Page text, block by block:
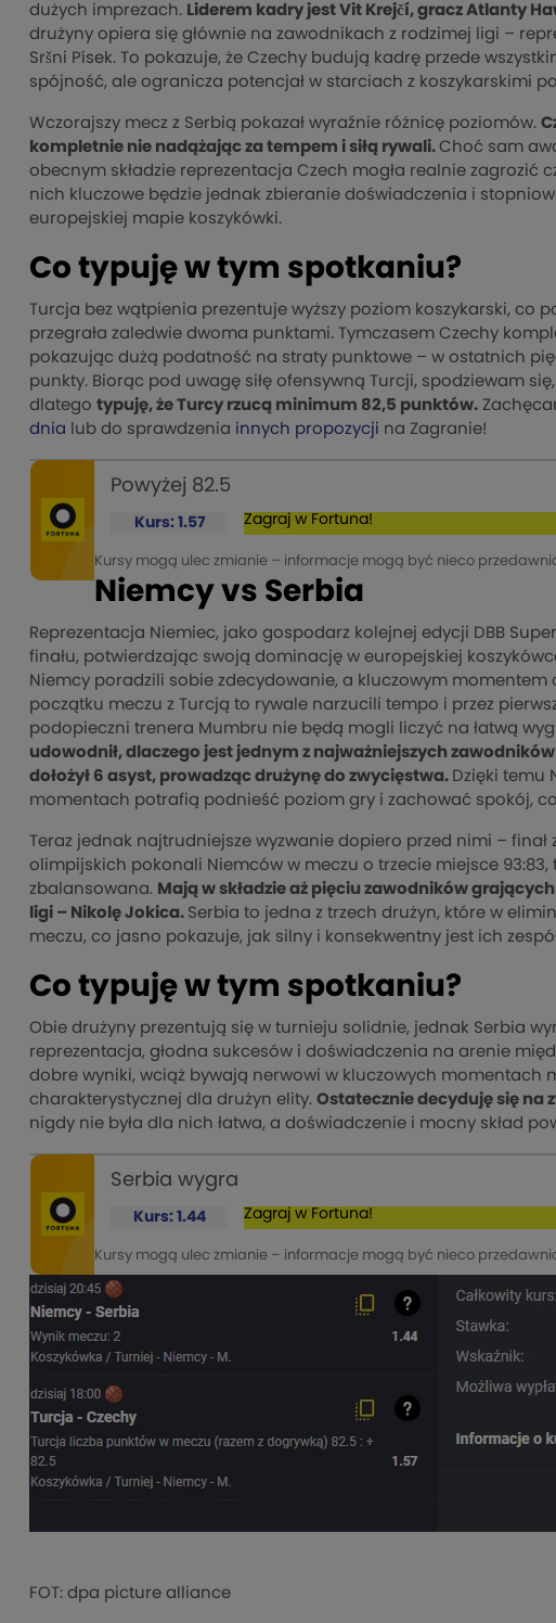
dużych imprezach. Liderem kadry jest Vit Krejčí, gracz Atlanty
drużyny opiera się głównie na zawodnikach z rodzimej ligi –
Sršni Písek. To pokazuje, że Czechy budują kadrę przede
spójność, ale ogranicza potencjał w starciach z koszykarskimi
Wczorajszy mecz z Serbią pokazał wyraźnie różnicę poziomów.
kompletnie nie nadążając za tempem i siłą rywali. Choć sam
obecnym składzie reprezentacja Czech mogła realnie zagrozić
nich kluczowe będzie jednak zbieranie doświadczenia i
europejskiej mapie koszykówki.
Co typuję w tym spotkaniu?
Turcja bez wątpienia prezentuje wyższy poziom koszykarski, co
przegrała zaledwie dwoma punktami. Tymczasem Czechy
pokazując dużą podatność na straty punktowe – w ostatnich
punkty. Biorąc pod uwagę siłę ofensywną Turcji, spodziewam
dlatego typuję, że Turcy rzucą minimum 82,5 punktów.
dnia lub do sprawdzenia innych propozycji na Zagranie!
Powyżej 82.5
Kurs: 1.57 Zagraj w Fortuna!
Kursy mogą ulec zmianie – informacje mogą być nieco
Niemcy vs Serbia
Reprezentacja Niemiec, jako gospodarz kolejnej edycji DBB
finału, potwierdzając swoją dominację w europejskiej
Niemcy poradzili sobie zdecydowanie, a kluczowym momentem
początku meczu z Turcją to rywale narzucili tempo i przez
podopieczni trenera Mumbru nie będą mogli liczyć na łatwą
udowodnił, dlaczego jest jednym z najważniejszych zawodników
dołożył 6 asyst, prowadząc drużynę do zwycięstwa. Dzięki temu
momentach potrafią podnieść poziom gry i zachować spokój,
Teraz jednak najtrudniejsze wyzwanie dopiero przed nimi – finał
olimpijskich pokonali Niemców w meczu o trzecie miejsce
zbalansowana. Mają w składzie aż pięciu zawodników
ligi – Nikolę Jokica. Serbia to jedna z trzech drużyn, które w
meczu, co jasno pokazuje, jak silny i konsekwentny jest ich
Co typuję w tym spotkaniu?
Obie drużyny prezentują się w turnieju solidnie, jednak Serbia
reprezentacja, głodna sukcesów i doświadczenia na arenie
dobre wyniki, wciąż bywają nerwowi w kluczowych momentach
charakterystycznej dla drużyn elity. Ostatecznie decyduję się na
nigdy nie była dla nich łatwa, a doświadczenie i mocny skład
Serbia wygra
Kurs: 1.44 Zagraj w Fortuna!
Kursy mogą ulec zmianie – informacje mogą być nieco
FOT: dpa picture alliance